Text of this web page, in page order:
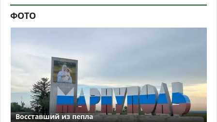
ФОТО
Восставший из пепла